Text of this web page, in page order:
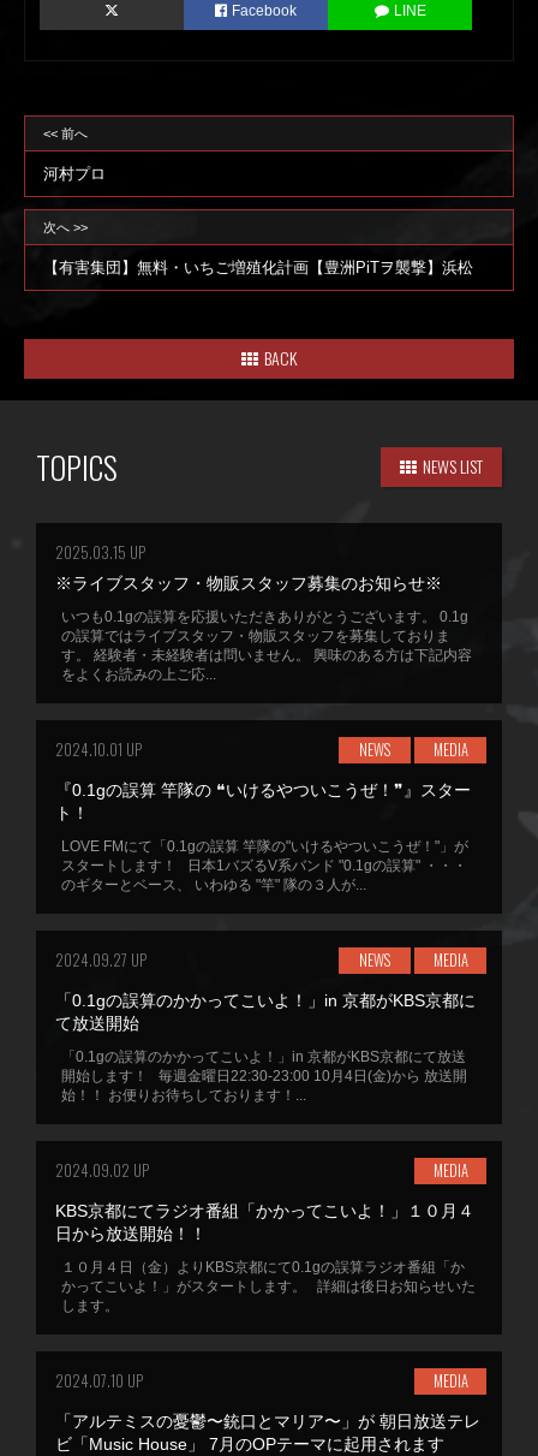
Facebook LINE
<< 前へ
河村プロ
次へ >>
【有害集団】無料・いちご増殖化計画【豊洲PiTヲ襲撃】浜松
BACK
TOPICS NEWS LIST
2025.03.15 UP
※ライブスタッフ・物販スタッフ募集のお知らせ※
いつも0.1gの誤算を応援いただきありがとうございます。 0.1g
の誤算ではライブスタッフ・物販スタッフを募集しておりま
す。 経験者・未経験者は問いません。 興味のある方は下記内容
をよくお読みの上ご応...
2024.10.01 UP NEWS MEDIA
『0.1gの誤算 竿隊の ❝いけるやついこうぜ！❞』スター
ト！
LOVE FMにて「0.1gの誤算 竿隊の"いけるやついこうぜ！"」が
スタートします！ 日本1バズるV系バンド "0.1gの誤算" ・・・
のギターとベース、 いわゆる "竿" 隊の３人が...
2024.09.27 UP NEWS MEDIA
「0.1gの誤算のかかってこいよ！」in 京都がKBS京都に
て放送開始
「0.1gの誤算のかかってこいよ！」in 京都がKBS京都にて放送
開始します！ 毎週金曜日22:30-23:00 10月4日(金)から 放送開
始！！ お便りお待ちしております！...
2024.09.02 UP MEDIA
KBS京都にてラジオ番組「かかってこいよ！」１０月４
日から放送開始！！
１０月４日（金）よりKBS京都にて0.1gの誤算ラジオ番組「か
かってこいよ！」がスタートします。 詳細は後日お知らせいた
します。
2024.07.10 UP MEDIA
「アルテミスの憂鬱〜銃口とマリア〜」が 朝日放送テレ
ビ「Music House」 7月のOPテーマに起用されます